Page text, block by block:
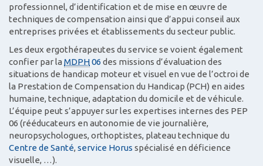
professionnel, d’identification et de mise en œuvre de
techniques de compensation ainsi que d’appui conseil aux
entreprises privées et établissements du secteur public.
Les deux ergothérapeutes du service se voient également
confier par la MDPH06 des missions d’évaluation des
situations de handicap moteur et visuel en vue de l’octroi de
la Prestation de Compensation du Handicap (PCH) en aides
humaine, technique, adaptation du domicile et de véhicule.
L’équipe peut s’appuyer sur les expertises internes des PEP
06 (rééducateurs en autonomie de vie journalière,
neuropsychologues, orthoptistes, plateau technique du
Centre de Santé, service Horus spécialisé en déficience
visuelle, …).